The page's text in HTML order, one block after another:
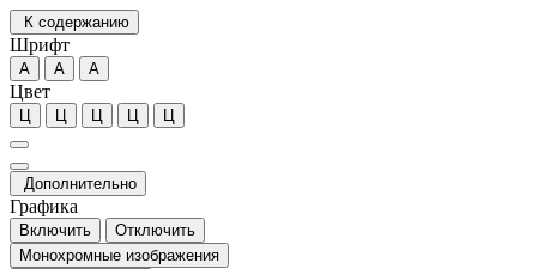
К содержанию
Шрифт
А А А
Цвет
Ц Ц Ц Ц Ц
Дополнительно
Графика
Включить
Отключить
Монохромные изображения